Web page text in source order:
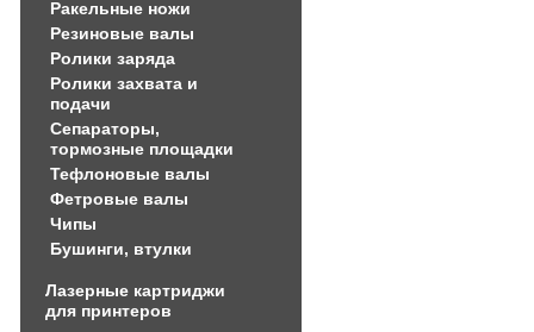
Ракельные ножи
Резиновые валы
Ролики заряда
Ролики захвата и
подачи
Сепараторы,
тормозные площадки
Тефлоновые валы
Фетровые валы
Чипы
Бушинги, втулки
Лазерные картриджи
для принтеров